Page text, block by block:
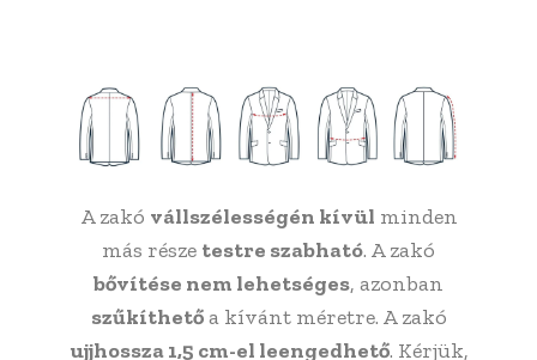
A zakó vállszélességén kívül minden
más része testre szabható. A zakó
bővítése nem lehetséges, azonban
szűkíthetőa kívánt méretre. A zakó
ujjhossza 1,5 cm-el leengedhető. Kérjük,